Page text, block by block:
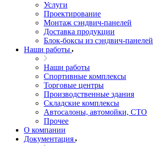
Услуги
Проектирование
Монтаж сэндвич-панелей
Доставка продукции
Блок-боксы из сэндвич-панелей
Наши работы
Наши работы
Спортивные комплексы
Торговые центры
Производственные здания
Складские комплексы
Автосалоны, автомойки, СТО
Прочее
О компании
Документация